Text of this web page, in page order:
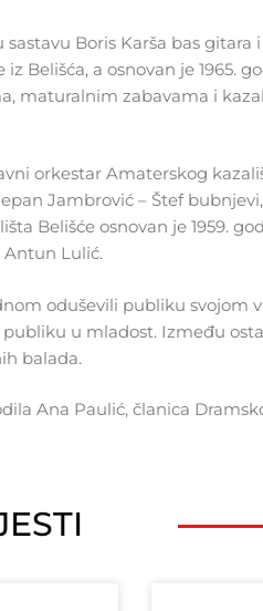
sastavu Boris Karša bas
iz Belišća, a osnovan je
maturalnim zabavama i
orkestar Amaterskog
Jambrović – Štef
Belišće osnovan je 1959.
Lulić.
oduševili publiku svojom
u mladost. Između
balada.
Ana Paulić, članica